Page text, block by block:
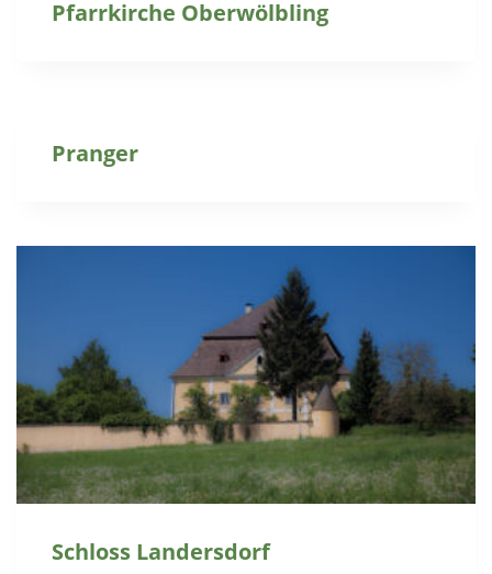
Pfarrkirche Oberwölbling
Pranger
Schloss Landersdorf